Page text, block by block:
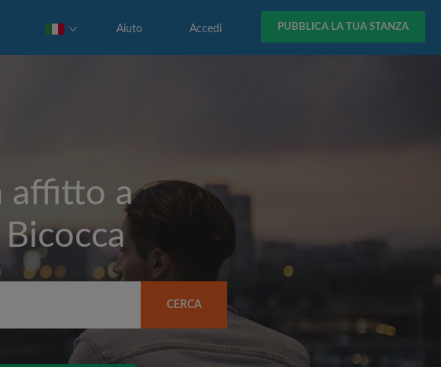
PUBBLICA LA TUA STANZA
Accedi
Aiuto
affitto a
CERCA